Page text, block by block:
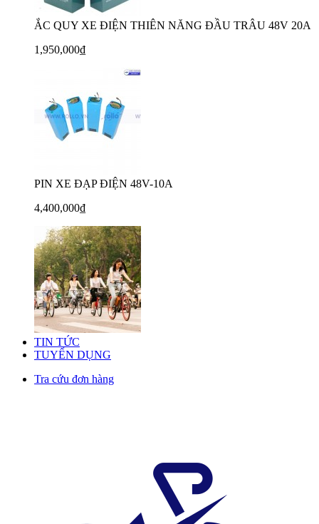
ẮC QUY XE ĐIỆN THIÊN NĂNG ĐẦU TRÂU 48V 20A
1,950,000₫
PIN XE ĐẠP ĐIỆN 48V-10A
4,400,000₫
TIN TỨC
TUYỂN DỤNG
Tra cứu đơn hàng